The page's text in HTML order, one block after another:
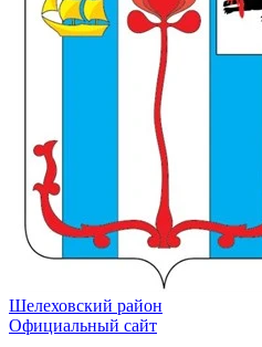
Шелеховский район
Официальный сайт